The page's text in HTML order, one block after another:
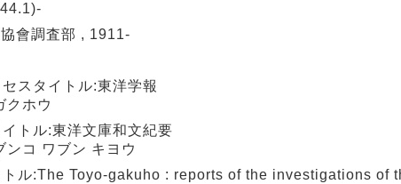
會調査部 , 1911-
スタイトル:東洋学報
クホウ
トル:東洋文庫和文紀要
ンコ ワブン キヨウ
トル:The Toyo-gakuho : reports of the investigations of